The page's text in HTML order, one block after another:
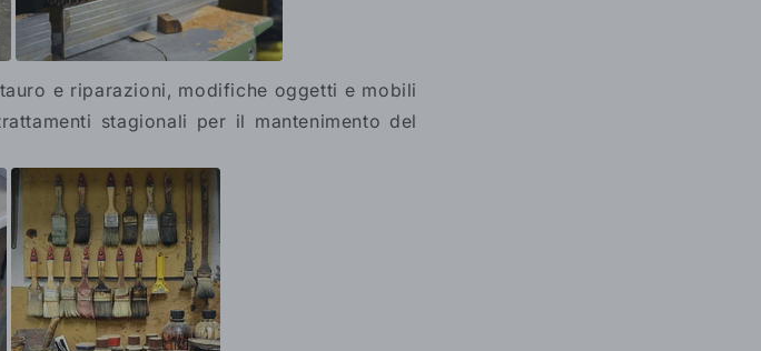
e riparazioni, modifiche oggetti e mobili
stagionali per il mantenimento del